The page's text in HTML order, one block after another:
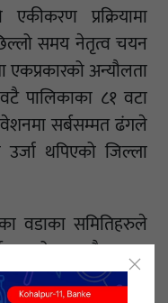
प्रक्रियामा
समय नेतृत्व चयन
एकप्रकारको अन्यौलता
पालिकाका ८१ वटा
सर्बसम्मत ढंगले
थपिएको जिल्ला
वडाका समितिहरुले
भएको बताउदै अध्यक्ष
नेकपा एमालेले